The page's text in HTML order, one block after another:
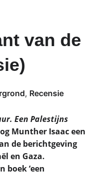
van de
, Recensie
Een Palestijns
Munther Isaac een
de berichtgeving
en Gaza.
boek ‘een